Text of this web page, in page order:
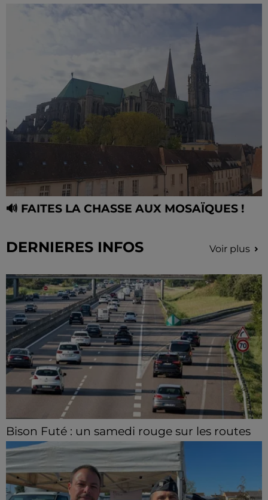
🔊 FAITES LA CHASSE AUX MOSAÏQUES !
DERNIERES INFOS Voir plus
Bison Futé : un samedi rouge sur les routes
C'est l'un des week-ends les plus chargés de l'été,
avec des départs aussi importants que les retours.